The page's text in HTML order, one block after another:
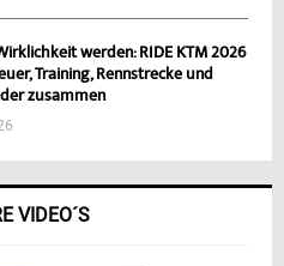
werden: RIDE KTM 2026
Training, Rennstrecke und
zusammen
VIDEO´S